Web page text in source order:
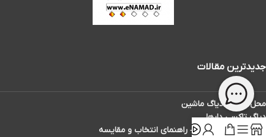
جدیدترین مقالات
محل سوکت دیاگ ماشین
دیاگ تاکسی دارها
بهترین دیاگ ماشین – راهنمای انتخاب و مقایسه